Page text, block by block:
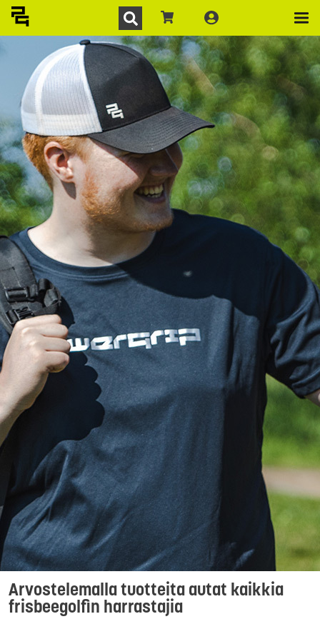
Arvostelemalla tuotteita autat kaikkia
frisbeegolfin harrastajia